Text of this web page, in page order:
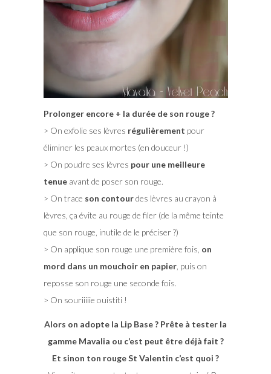
Prolonger encore + la durée de son rouge ?
> On exfolie ses lèvres régulièrement pour
éliminer les peaux mortes (en douceur !)
> On poudre ses lèvres pour une meilleure
tenueavant de poser son rouge.
> On trace son contourdes lèvres au crayon à
lèvres, ça évite au rouge de filer (de la même teinte
que son rouge, inutile de le préciser ?)
> On applique son rouge une première fois, on
mord dans un mouchoir en papier, puis on
reposse son rouge une seconde fois.
> On souriiiiie ouistiti !
Alors on adopte la Lip Base ? Prête à tester la
gamme Mavalia ou c’est peut être déjà fait ?
Et sinon ton rouge St Valentin c’est quoi ?